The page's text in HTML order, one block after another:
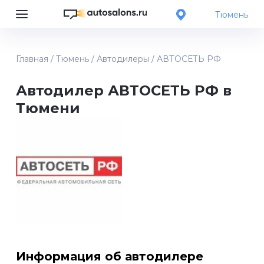
Главная / Тюмень / Автодилеры / АВТОСЕТЬ РФ
Тюмень
Автодилер АВТОСЕТЬ РФ в
Тюмени
Информация об автодилере